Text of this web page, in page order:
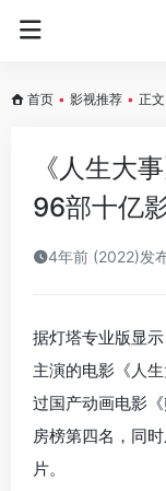
首页 • 影视推荐 • 正文
《人生大
96部十亿
4年前 (2022)发
据灯塔专业版显
主演的电影《人
过国产动画电影
房榜第四名，同
片。